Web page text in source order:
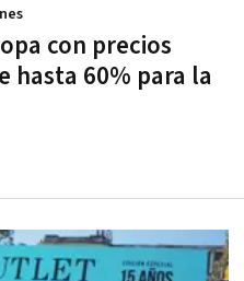
con precios
hasta 60% para la